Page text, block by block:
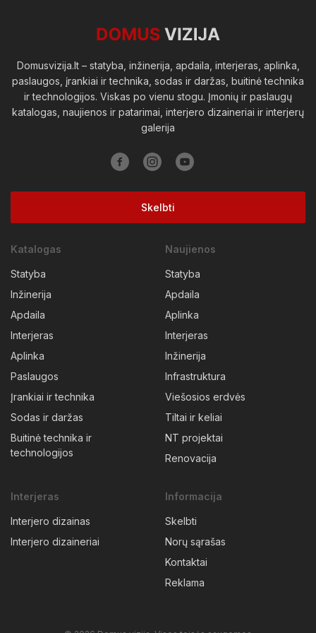
Domusvizija.lt – statyba, inžinerija, apdaila, interjeras, aplinka,
paslaugos, įrankiai ir technika, sodas ir daržas, buitinė technika
ir technologijos. Viskas po vienu stogu. Įmonių ir paslaugų
katalogas, naujienos ir patarimai, interjero dizaineriai ir interjerų
galerija
Skelbti
Katalogas
Statyba
Inžinerija
Apdaila
Interjeras
Aplinka
Paslaugos
Įrankiai ir technika
Sodas ir daržas
Buitinė technika ir
technologijos
Naujienos
Statyba
Apdaila
Aplinka
Interjeras
Inžinerija
Infrastruktura
Viešosios erdvės
Tiltai ir keliai
NT projektai
Renovacija
Interjeras
Interjero dizainas
Interjero dizaineriai
Informacija
Skelbti
Norų sąrašas
Kontaktai
Reklama